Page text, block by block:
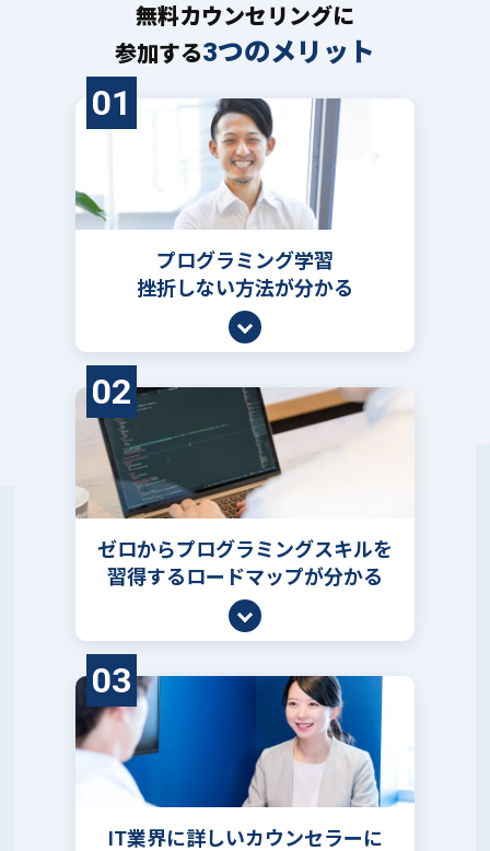
無料カウンセリングに
参加する3つのメリット
01
プログラミング学習
挫折しない方法が分かる
02
ゼロからプログラミングスキルを
習得するロードマップが分かる
03
IT業界に詳しいカウンセラーに